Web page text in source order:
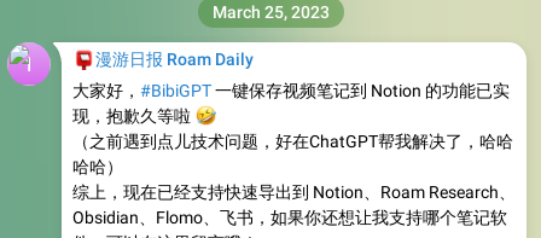
漫游日报 Roam Daily
大家好， #BibiGPT一键保存视频笔记到 Notion 的功能已实
现，抱歉久等啦
🤣
（之前遇到点儿技术问题，好在ChatGPT帮我解决了，哈哈
哈哈）
综上，现在已经支持快速导出到 Notion、Roam Research、
Obsidian、Flomo、飞书，如果你还想让我支持哪个笔记软
March 25, 2023